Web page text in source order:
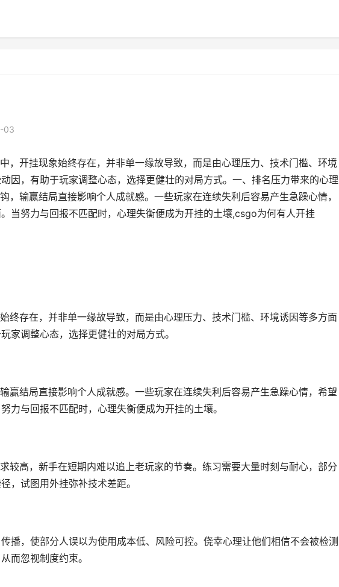
03
，开挂现象始终存在，并非单一缘故导致，而是由心理压力、技术门槛、环境
因，有助于玩家调整心态，选择更健壮的对局方式。一、排名压力带来的心理
，输赢结局直接影响个人成就感。一些玩家在连续失利后容易产生急躁心情，
当努力与回报不匹配时，心理失衡便成为开挂的土壤,csgo为何有人开挂
终存在，并非单一缘故导致，而是由心理压力、技术门槛、环境诱因等多方面
家调整心态，选择更健壮的对局方式。
赢结局直接影响个人成就感。一些玩家在连续失利后容易产生急躁心情，希望
力与回报不匹配时，心理失衡便成为开挂的土壤。
较高，新手在短期内难以追上老玩家的节奏。练习需要大量时刻与耐心，部分
，试图用外挂弥补技术差距。
播，使部分人误以为使用成本低、风险可控。侥幸心理让他们相信不会被检测
而忽视制度约束。